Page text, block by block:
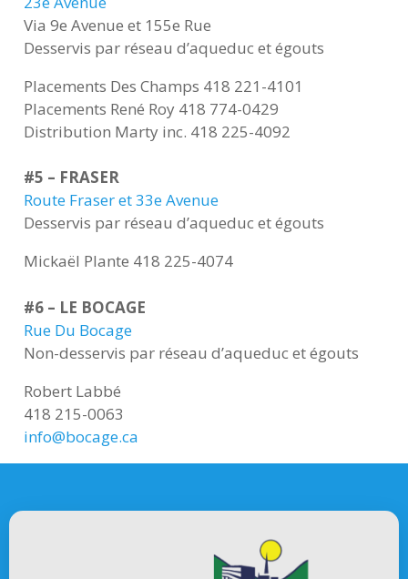
Via 9e Avenue et 155e Rue
Desservis par réseau d’aqueduc et égouts
Placements Des Champs 418 221-4101
Placements René Roy 418 774-0429
Distribution Marty inc. 418 225-4092
#5 – FRASER
Route Fraser et 33e Avenue
Desservis par réseau d’aqueduc et égouts
Mickaël Plante 418 225-4074
#6 – LE BOCAGE
Rue Du Bocage
Non-desservis par réseau d’aqueduc et égouts
Robert Labbé
418 215-0063
info@bocage.ca